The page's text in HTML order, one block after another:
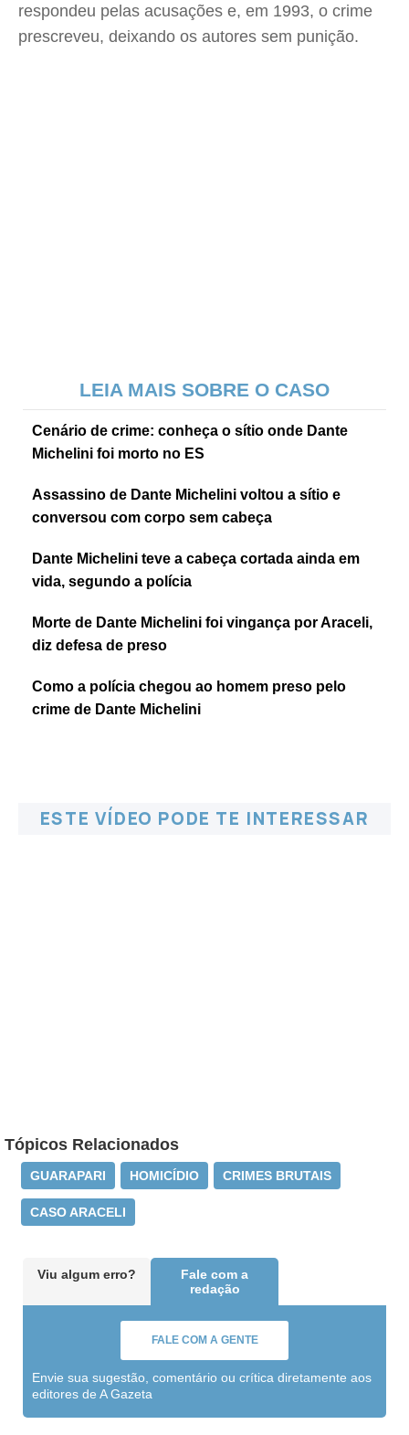
respondeu pelas acusações e, em 1993, o crime
prescreveu, deixando os autores sem punição.
LEIA MAIS SOBRE O CASO
Cenário de crime: conheça o sítio onde Dante
Michelini foi morto no ES
Assassino de Dante Michelini voltou a sítio e
conversou com corpo sem cabeça
Dante Michelini teve a cabeça cortada ainda em
vida, segundo a polícia
Morte de Dante Michelini foi vingança por Araceli,
diz defesa de preso
Como a polícia chegou ao homem preso pelo
crime de Dante Michelini
ESTE VÍDEO PODE TE INTERESSAR
Tópicos Relacionados
GUARAPARI HOMICÍDIO CRIMES BRUTAIS
CASO ARACELI
Viu algum erro?
Fale com a
redação
FALE COM A GENTE
Envie sua sugestão, comentário ou crítica diretamente aos
editores de A Gazeta